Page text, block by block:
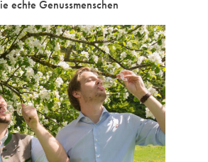
echte Genussmenschen